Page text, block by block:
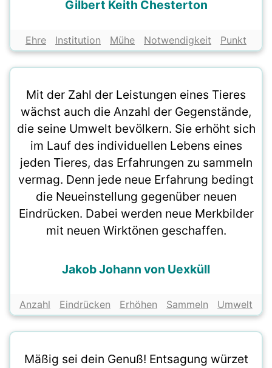
Gilbert Keith Chesterton
Ehre Institution Mühe Notwendigkeit Punkt
Mit der Zahl der Leistungen eines Tieres
wächst auch die Anzahl der Gegenstände,
die seine Umwelt bevölkern. Sie erhöht sich
im Lauf des individuellen Lebens eines
jeden Tieres, das Erfahrungen zu sammeln
vermag. Denn jede neue Erfahrung bedingt
die Neueinstellung gegenüber neuen
Eindrücken. Dabei werden neue Merkbilder
mit neuen Wirktönen geschaffen.
Jakob Johann von Uexküll
Anzahl Eindrücken Erhöhen Sammeln Umwelt
Mäßig sei dein Genuß! Entsagung würzet